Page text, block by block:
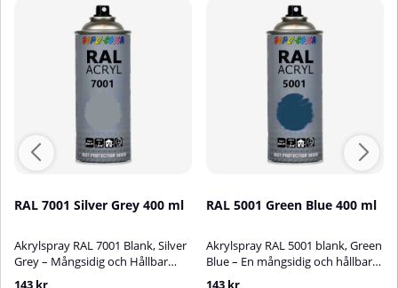
RAL 7001 Silver Grey 400 ml
Akrylspray RAL 7001 Blank, Silver
Grey – Mångsidig och Hållbar
AkryllackAkrylspray RAL 7001
143 kr
RAL 5001 Green Blue 400 ml
Akrylspray RAL 5001 blank, Green
Blue – En mångsidig och hållbar
akryllack!RAL Acryl Spray är en
143 kr